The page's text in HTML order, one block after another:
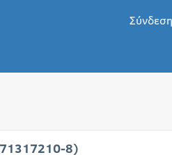
Σύνδεση
8)